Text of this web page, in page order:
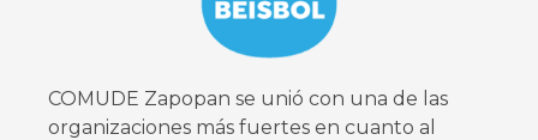
COMUDE Zapopan se unió con una de las
organizaciones más fuertes en cuanto al